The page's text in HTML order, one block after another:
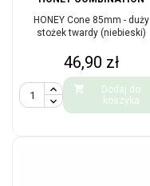
HONEY Cone 85mm - duży
stożek twardy (niebieski)
Cena
46,90 zł

Dodaj do
koszyka